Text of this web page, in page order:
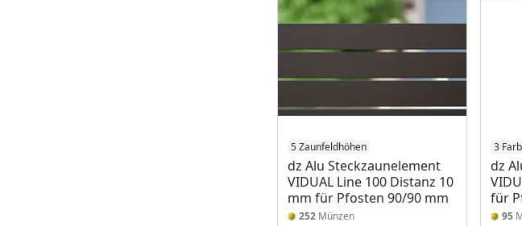
5 Zaunfeldhöhen
dz Alu Steckzaunelement
VIDUAL Line 100 Distanz 10
mm für Pfosten 90/90 mm
252 Münzen
3
dz
für
95